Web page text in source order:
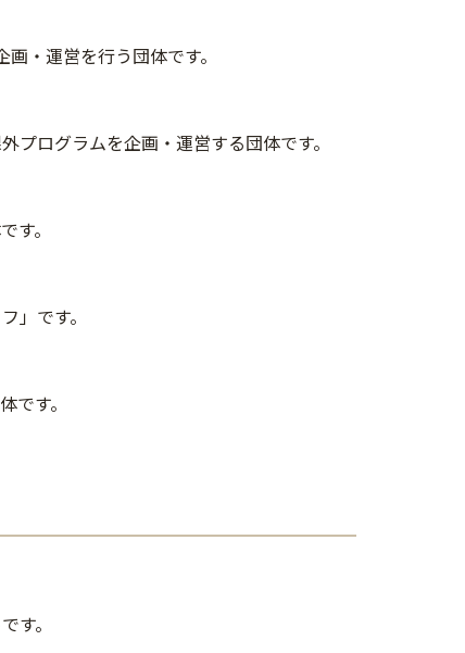
・運営を行う団体です。
ログラムを企画・運営する団体です。
す。
」です。
です。
す。